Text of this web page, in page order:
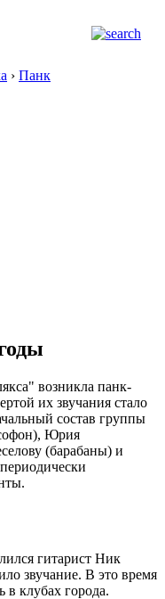
› Панк
возникла панк-
их звучания стало
состав группы
Юрия
(барабаны) и
гитарист Ник
звучание. В это время
в клубах города.